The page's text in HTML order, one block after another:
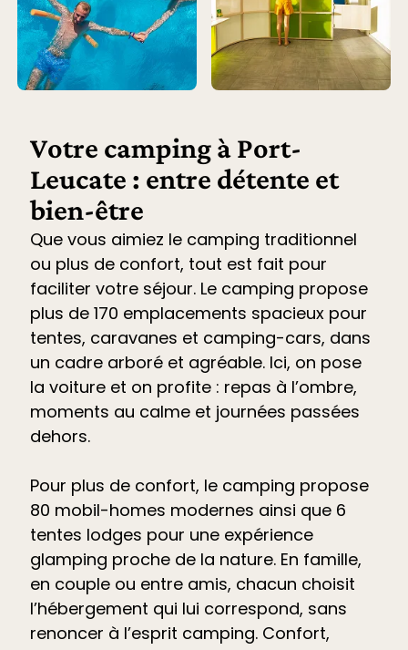
Votre camping à Port-
Leucate : entre détente et
bien-être
Que vous aimiez le camping traditionnel
ou plus de confort, tout est fait pour
faciliter votre séjour. Le camping propose
plus de 170 emplacements spacieux pour
tentes, caravanes et camping-cars, dans
un cadre arboré et agréable. Ici, on pose
la voiture et on profite : repas à l’ombre,
moments au calme et journées passées
dehors.
Pour plus de confort, le camping propose
80 mobil-homes modernes ainsi que 6
tentes lodges pour une expérience
glamping proche de la nature. En famille,
en couple ou entre amis, chacun choisit
l’hébergement qui lui correspond, sans
renoncer à l’esprit camping. Confort,